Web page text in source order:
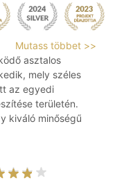
Mutass többet >>
asztalos
mely széles
az egyedi
területén.
kiváló minőségű